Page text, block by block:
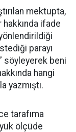
mektupta,
hakkında ifade
parayı
söyleyerek beni
hangi
yazmıştı.
tarafıma
ölçüde